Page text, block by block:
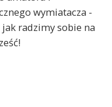
wymiatacza -
radzimy sobie na